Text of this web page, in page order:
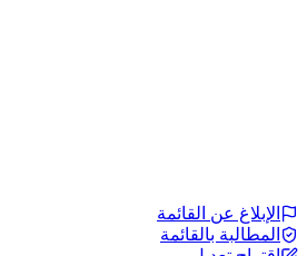
الإبلاغ عن القائمة
المطالبة بالقائمة